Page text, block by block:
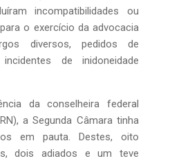
incompatibilidades ou
o exercício da advocacia
diversos, pedidos de
de inidoneidade
da conselheira federal
a Segunda Câmara tinha
em pauta. Destes, oito
dois adiados e um teve